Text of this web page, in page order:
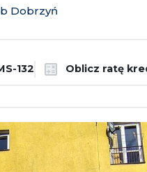
Dobrzyń
132 Oblicz ratę